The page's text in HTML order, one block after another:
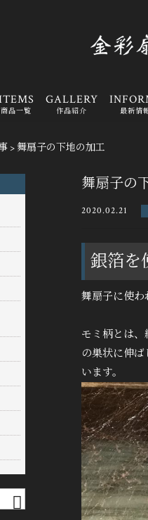
商品一覧
GALLERY
作品紹介 最新情
>舞扇子の下地の加工
舞扇子の
2020.02.21
銀箔を
舞扇子に使わ
モミ柄とは
の巣状に伸
います。